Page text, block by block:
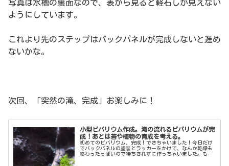
写真は水槽の裏面なので、表から見ると軽石しか見えない
ようにしています。
これより先のステップはバックパネルが完成しないと進め
ないかな。
次回、「突然の滝、完成」お楽しみに！
小型ビバリウム作成。滝の流れるビバリウムが完
成！あとは苔や植物の育成を考える。
初めてのビバリウム、完成！できちゃいました！今日だけ
でバックパネルの塗装とラッカーをかけて、なんか乾燥も
終わったっぽいので待ちきれずに作っちゃいました。もち